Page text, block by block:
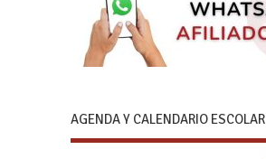
AGENDA Y CALENDARIO ESCOLAR